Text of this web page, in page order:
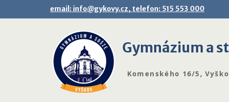
email: info@gykovy.cz, telefon: 515 553 000
Gymnázium a
Komenského 16/5,